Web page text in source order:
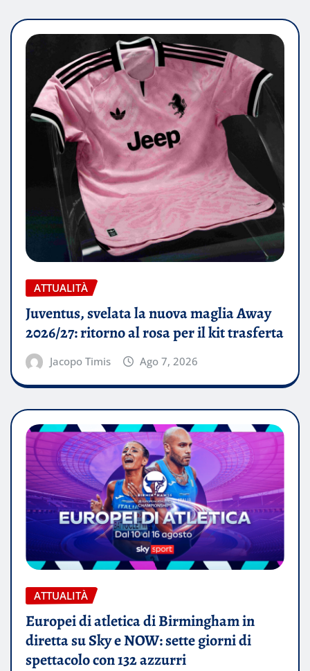
ATTUALITÀ
Juventus, svelata la nuova maglia Away
2026/27: ritorno al rosa per il kit trasferta
Jacopo Timis Ago 7, 2026
ATTUALITÀ
Europei di atletica di Birmingham in
diretta su Sky e NOW: sette giorni di
spettacolo con 132 azzurri